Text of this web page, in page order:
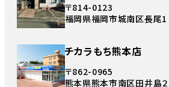
〒814-0123
福岡県福岡市城南区長
チカラもち熊本店
〒862-0965
熊本県熊本市南区田井島２